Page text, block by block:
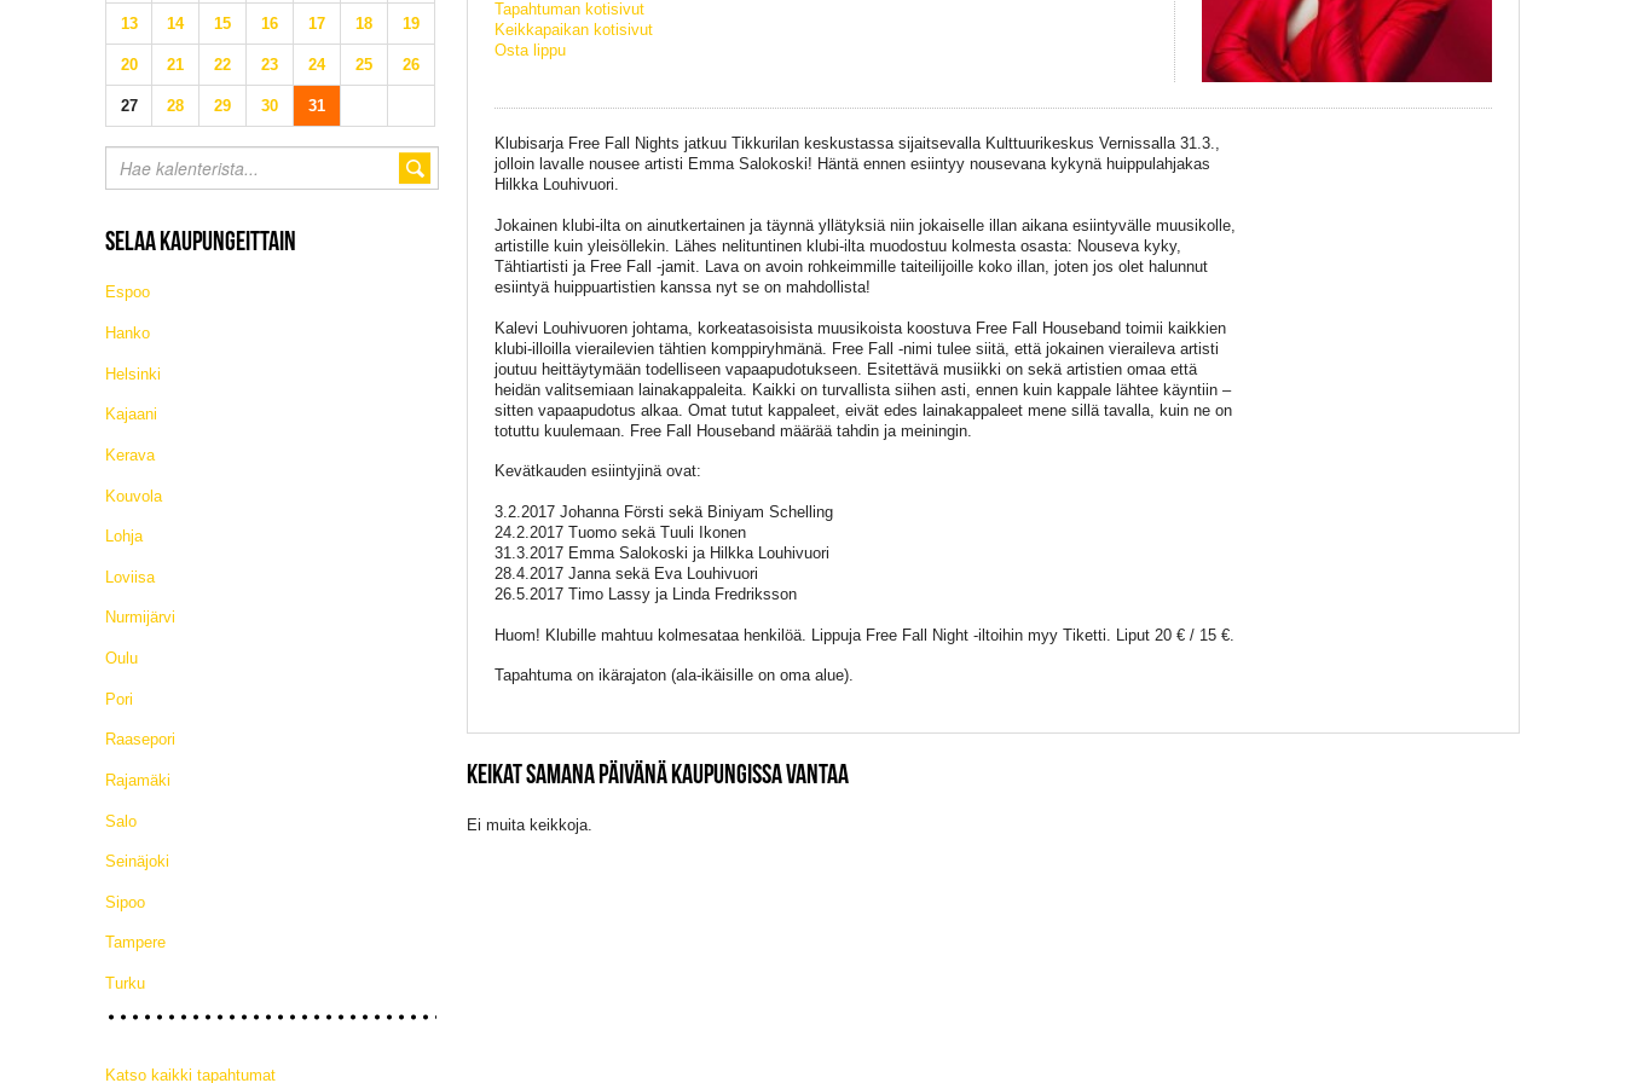
Tapahtuman kotisivut
Keikkapaikan kotisivut
Osta lippu
Klubisarja Free Fall Nights jatkuu Tikkurilan keskustassa sijaitsevalla Kulttuurikeskus Vernissalla 31.3.,
jolloin lavalle nousee artisti Emma Salokoski! Häntä ennen esiintyy nousevana kykynä huippulahjakas
Hilkka Louhivuori.
Jokainen klubi-ilta on ainutkertainen ja täynnä yllätyksiä niin jokaiselle illan aikana esiintyvälle muusikolle,
artistille kuin yleisöllekin. Lähes nelituntinen klubi-ilta muodostuu kolmesta osasta: Nouseva kyky,
Tähtiartisti ja Free Fall -jamit. Lava on avoin rohkeimmille taiteilijoille koko illan, joten jos olet halunnut
esiintyä huippuartistien kanssa nyt se on mahdollista!
Kalevi Louhivuoren johtama, korkeatasoisista muusikoista koostuva Free Fall Houseband toimii kaikkien
klubi-illoilla vierailevien tähtien komppiryhmänä. Free Fall -nimi tulee siitä, että jokainen vieraileva artisti
joutuu heittäytymään todelliseen vapaapudotukseen. Esitettävä musiikki on sekä artistien omaa että
heidän valitsemiaan lainakappaleita. Kaikki on turvallista siihen asti, ennen kuin kappale lähtee käyntiin –
sitten vapaapudotus alkaa. Omat tutut kappaleet, eivät edes lainakappaleet mene sillä tavalla, kuin ne on
totuttu kuulemaan. Free Fall Houseband määrää tahdin ja meiningin.
Kevätkauden esiintyjinä ovat:
3.2.2017 Johanna Försti sekä Biniyam Schelling
24.2.2017 Tuomo sekä Tuuli Ikonen
31.3.2017 Emma Salokoski ja Hilkka Louhivuori
28.4.2017 Janna sekä Eva Louhivuori
26.5.2017 Timo Lassy ja Linda Fredriksson
Huom! Klubille mahtuu kolmesataa henkilöä. Lippuja Free Fall Night -iltoihin myy Tiketti. Liput 20 € / 15 €.
Tapahtuma on ikärajaton (ala-ikäisille on oma alue).
KEIKAT SAMANA PÄIVÄNÄ KAUPUNGISSA VANTAA
Ei muita keikkoja.
13 14 15 16 17 18 19
20 21 22 23 24 25 26
27 28 29 30 31
SELAA KAUPUNGEITTAIN
Espoo
Hanko
Helsinki
Kajaani
Kerava
Kouvola
Lohja
Loviisa
Nurmijärvi
Oulu
Pori
Raasepori
Rajamäki
Salo
Seinäjoki
Sipoo
Tampere
Turku
Katso kaikki tapahtumat